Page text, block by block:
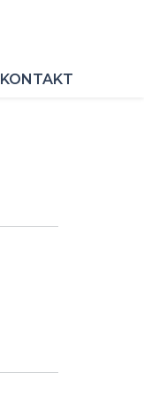
KONTAKT